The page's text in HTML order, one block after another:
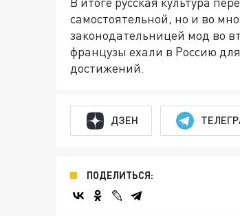
самостоятельной, но и во
законодательницей мод во
французы ехали в Россию
достижений.
ДЗЕН
ПОДЕЛИТЬСЯ: